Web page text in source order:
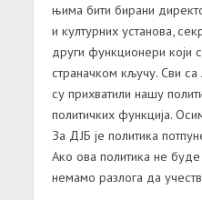
њима бити бирани
и културних установа,
други функционери који
страначком кључу. Сви
су прихватили нашу
политичких функција.
За ДЈБ је политика
Ако овa политикa не
немaмо рaзлогa дa